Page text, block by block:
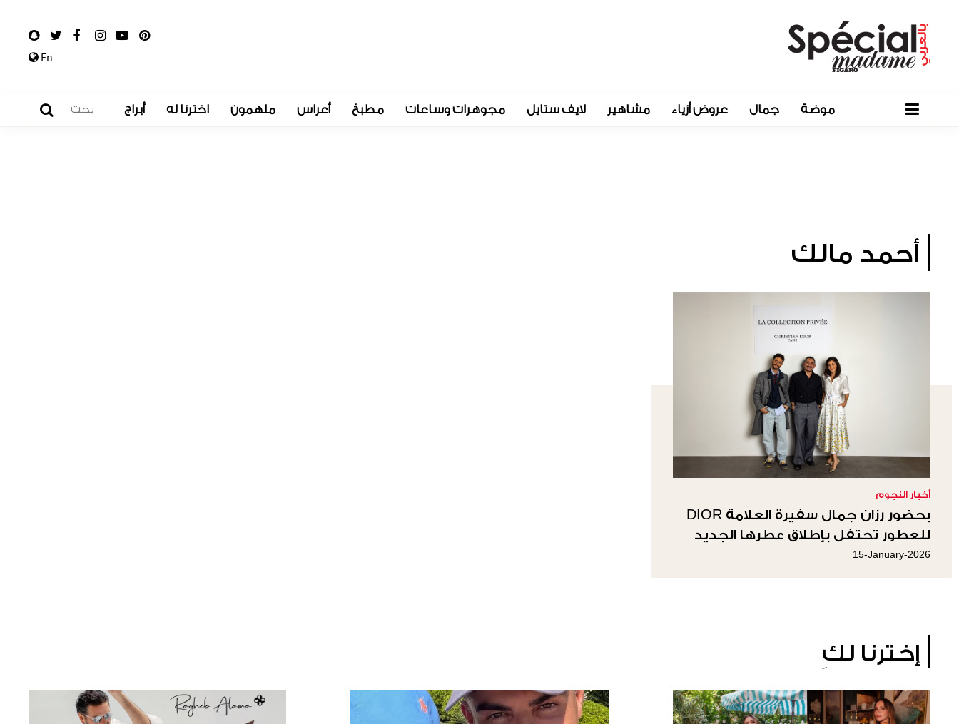
En
موضة جمال عروض أزياء مشاهير لايف ستايل مجوهرات وساعات مطبخ أعراس ملهمون اخترنا له أبراج
أحمد مالك
أخبار النجوم
بحضور رزان جمال سفيرة العلامة DIOR
للعطور تحتفل بإطلاق عطرها الجديد
CUIR SADDLE
15-January-2026
إخترنا لكِ